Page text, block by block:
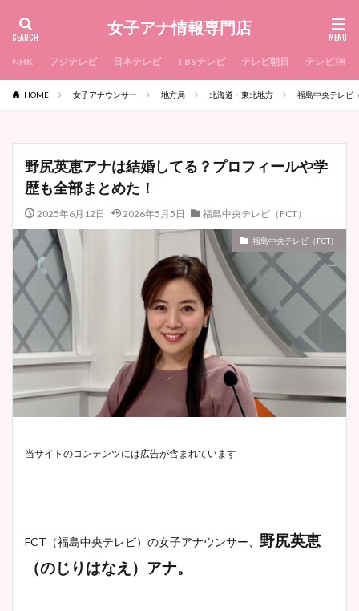
女子アナ情報専門店
NHK フジテレビ 日本テレビ TBSテレビ テレビ朝日 テレビ東京
HOME 女子アナウンサー 地方局 北海道・東北地方 福島中央テレビ
野尻英恵アナは結婚してる？プロフィールや学
歴も全部まとめた！
2025年6月12日 2026年5月5日 福島中央テレビ（FCT）
福島中央テレビ（FCT）
当サイトのコンテンツには広告が含まれています
FCT（福島中央テレビ） の女子アナウンサー、 野尻英恵
（のじりはなえ）アナ。